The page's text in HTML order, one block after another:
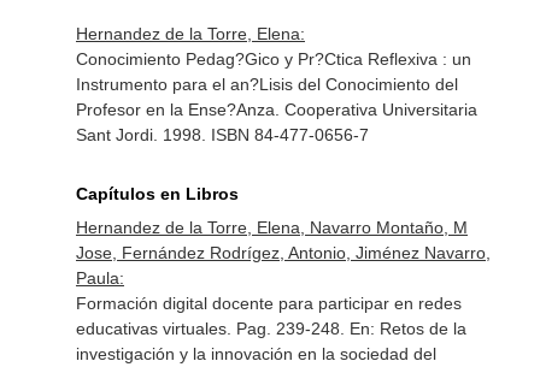
Hernandez de la Torre, Elena:
Conocimiento Pedag?Gico y Pr?Ctica Reflexiva : un
Instrumento para el an?Lisis del Conocimiento del
Profesor en la Ense?Anza. Cooperativa Universitaria
Sant Jordi. 1998. ISBN 84-477-0656-7
Capítulos en Libros
Hernandez de la Torre, Elena, Navarro Montaño, M
Jose, Fernández Rodrígez, Antonio, Jiménez Navarro,
Paula:
Formación digital docente para participar en redes
educativas virtuales. Pag. 239-248. En: Retos de la
investigación y la innovación en la sociedad del